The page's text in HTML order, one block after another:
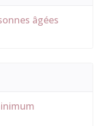
âgées